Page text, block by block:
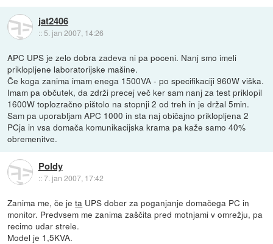
jat2406
:: 5. jan 2007, 14:26
APC UPS je zelo dobra zadeva ni pa poceni. Nanj smo imeli
priklopljene laboratorijske mašine.
Če koga zanima imam enega 1500VA - po specifikaciji 960W viška.
Imam pa občutek, da zdrži precej več ker sam nanj za test priklopil
1600W toplozračno pištolo na stopnji 2 od treh in je držal 5min.
Sam pa uporabljam APC 1000 in sta naj običajno priklopljena 2
PCja in vsa domača komunikacijska krama pa kaže samo 40%
obremenitve.
Poldy
::7. jan 2007, 17:42
Zanima me, če jeta UPS dober za poganjanje domačega PC in
monitor. Predvsem me zanima zaščita pred motnjami v omrežju, pa
recimo udar strele.
Model je 1,5KVA.